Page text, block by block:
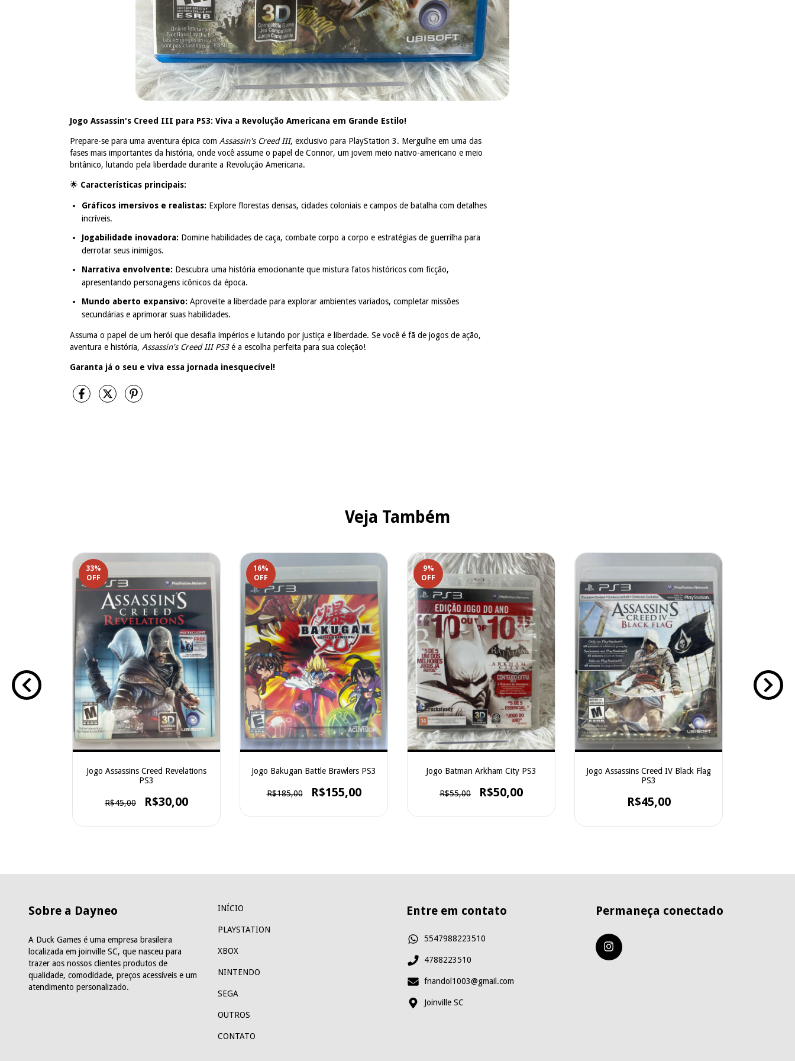
Jogo Assassin's Creed III para PS3: Viva a Revolução Americana em Grande Estilo!
Prepare-se para uma aventura épica com Assassin's Creed III, exclusivo para PlayStation 3. Mergulhe em uma das
fases mais importantes da história, onde você assume o papel de Connor, um jovem meio nativo-americano e meio
britânico, lutando pela liberdade durante a Revolução Americana.
🌟 Características principais:
Gráficos imersivos e realistas: Explore florestas densas, cidades coloniais e campos de batalha com detalhes
incríveis.
Jogabilidade inovadora: Domine habilidades de caça, combate corpo a corpo e estratégias de guerrilha para
derrotar seus inimigos.
Narrativa envolvente: Descubra uma história emocionante que mistura fatos históricos com ficção,
apresentando personagens icônicos da época.
Mundo aberto expansivo: Aproveite a liberdade para explorar ambientes variados, completar missões
secundárias e aprimorar suas habilidades.
Assuma o papel de um herói que desafia impérios e lutando por justiça e liberdade. Se você é fã de jogos de ação,
aventura e história, Assassin's Creed III PS3é a escolha perfeita para sua coleção!
Garanta já o seu e viva essa jornada inesquecível!
Veja Também
33%
OFF
Jogo Assassins Creed Revelations
PS3
R$45,00 R$30,00
16%
OFF
Jogo Bakugan Battle Brawlers PS3
R$185,00 R$155,00
9%
OFF
Jogo Batman Arkham City PS3
R$55,00 R$50,00
Jogo Assassins Creed IV Black Flag
PS3
R$45,00
Sobre a Dayneo
A Duck Games é uma empresa brasileira
localizada em joinville SC, que nasceu para
trazer aos nossos clientes produtos de
qualidade, comodidade, preços acessíveis e um
atendimento personalizado.
INÍCIO
PLAYSTATION
XBOX
NINTENDO
SEGA
OUTROS
CONTATO
Entre em contato
5547988223510
4788223510
fnandol1003@gmail.com
Joinville SC
Permaneça conectado